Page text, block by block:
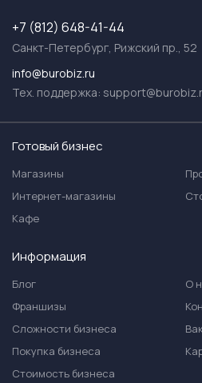
+7 (812) 648-41-44
Санкт-Петербург, Рижский пр., 52
info@burobiz.ru
Тех. поддержка:
Готовый бизнес
Магазины
Интернет-магазины
Кафе
Информация
Блог
Франшизы
Сложности бизнеса
Покупка бизнеса
Стоимость бизнеса
О